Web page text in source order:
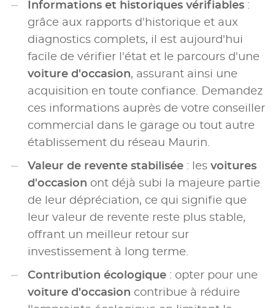
Informations et historiques vérifiables :
grâce aux rapports d'historique et aux
diagnostics complets, il est aujourd'hui
facile de vérifier l'état et le parcours d'une
voiture d'occasion, assurant ainsi une
acquisition en toute confiance. Demandez
ces informations auprès de votre conseiller
commercial dans le garage ou tout autre
établissement du réseau Maurin.
Valeur de revente stabilisée : les voitures
d'occasion ont déjà subi la majeure partie
de leur dépréciation, ce qui signifie que
leur valeur de revente reste plus stable,
offrant un meilleur retour sur
investissement à long terme.
Contribution écologique : opter pour une
voiture d'occasion contribue à réduire